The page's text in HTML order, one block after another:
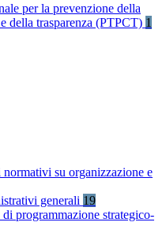
per la prevenzione della
della trasparenza (PTPCT) 1
su organizzazione e
generali 19
programmazione strategico-